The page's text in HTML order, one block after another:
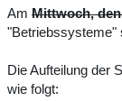
Am Mittwoch, den
"Betriebssysteme"
Die Aufteilung der
wie folgt: